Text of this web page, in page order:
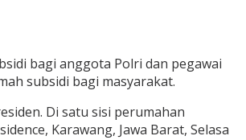
bagi anggota Polri dan pegawai
subsidi bagi masyarakat.
Di satu sisi perumahan
Karawang, Jawa Barat, Selasa